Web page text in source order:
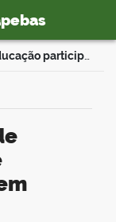
Equipe da Secretaria de Educação participa de encontro de gestores em Marabá